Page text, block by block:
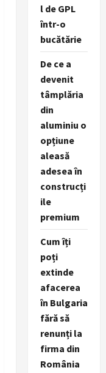
l de GPL
într-o
bucătărie
De ce a
devenit
tâmplăria
din
aluminiu o
opțiune
aleasă
adesea în
construcți
ile
premium
Cum îți
poți
extinde
afacerea
în Bulgaria
fără să
renunți la
firma din
România